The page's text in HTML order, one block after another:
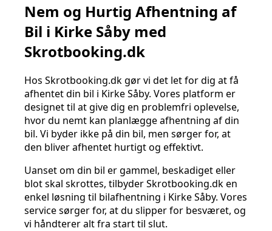
Nem og Hurtig Afhentning af
Bil i Kirke Såby med
Skrotbooking.dk
Hos Skrotbooking.dk gør vi det let for dig at få
afhentet din bil i Kirke Såby. Vores platform er
designet til at give dig en problemfri oplevelse,
hvor du nemt kan planlægge afhentning af din
bil. Vi byder ikke på din bil, men sørger for, at
den bliver afhentet hurtigt og effektivt.
Uanset om din bil er gammel, beskadiget eller
blot skal skrottes, tilbyder Skrotbooking.dk en
enkel løsning til bilafhentning i Kirke Såby. Vores
service sørger for, at du slipper for besværet, og
vi håndterer alt fra start til slut.